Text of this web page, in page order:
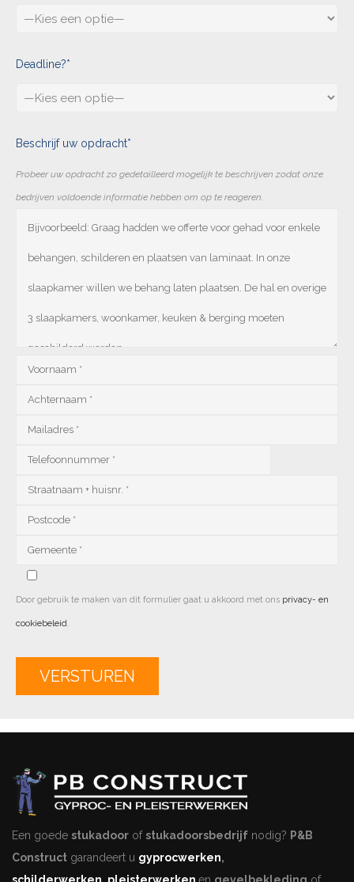
Deadline?*
Beschrijf uw opdracht*
Probeer uw opdracht zo gedetailleerd mogelijk te beschrijven zodat onze
bedrijven voldoende informatie hebben om op te reageren.
Door gebruik te maken van dit formulier gaat u akkoord met ons privacy- en
cookiebeleid.
Een goede stukadoor ofstukadoorsbedrijf nodig? P&B
Construct garandeert u gyprocwerken,